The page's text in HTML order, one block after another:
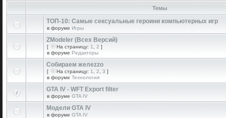
Темы
ТОП-10: Самые сексуальные героини компьютерных игр
в форуме Игры
ZModeler (Всех Версий)
[ На страницу: 1 2 ]
в форуме Редакторы
Собираем желеzzо
[ На страницу: 1 2 3 ]
в форуме Технология
GTA IV - WFT Export filter
в форуме GTA IV
Модели GTA IV
в форуме GTA IV